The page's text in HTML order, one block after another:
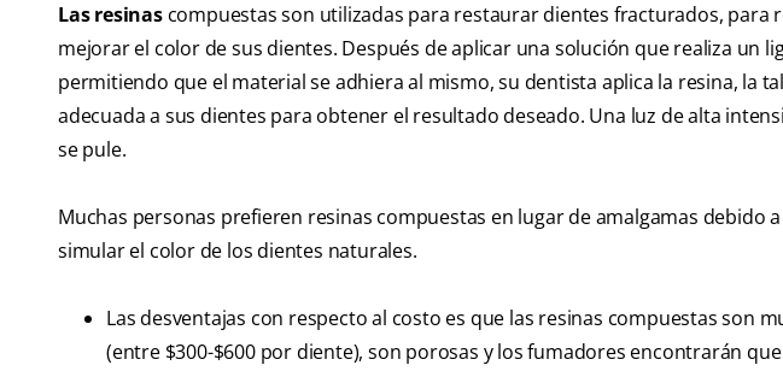
Las resinascompuestas son utilizadas para restaurar dientes fracturados, para
mejorar el color de sus dientes. Después de aplicar una solución que realiza un
permitiendo que el material se adhiera al mismo, su dentista aplica la resina, la
adecuada a sus dientes para obtener el resultado deseado. Una luz de alta
se pule.
Muchas personas prefieren resinas compuestas en lugar de amalgamas debido
simular el color de los dientes naturales.
Las desventajas con respecto al costo es que las resinas compuestas son
(entre $300-$600 por diente), son porosas y los fumadores encontrarán